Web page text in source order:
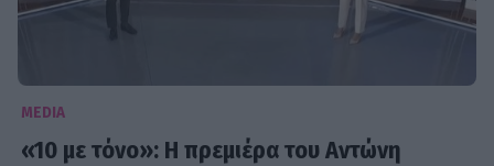
MEDIA
«10 με τόνο»: Η πρεμιέρα του Αντώνη